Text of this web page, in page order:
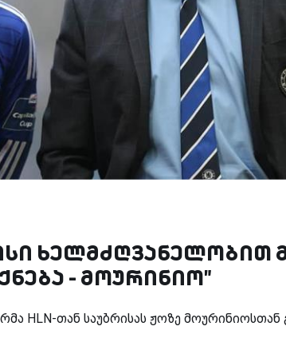
ხელმძღვანელობით
- მოურინიო"
HLN-თან საუბრისას ჟოზე მოურინიოსთან